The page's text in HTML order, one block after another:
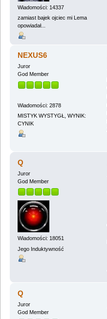
Wiadomości: 14337
zamiast bajek ojciec mi Lema
opowiadał...
NEXUS6
Juror
God Member
Wiadomości: 2878
MISTYK WYSTYGŁ, WYNIK:
CYNIK
Q
Juror
God Member
Wiadomości: 18051
Jego Induktywność
Q
Juror
God Member